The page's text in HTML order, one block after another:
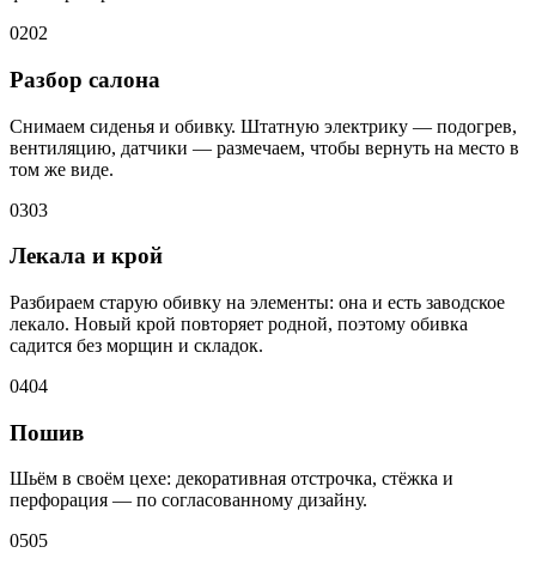
0202
Разбор салона
Снимаем сиденья и обивку. Штатную электрику — подогрев,
вентиляцию, датчики — размечаем, чтобы вернуть на место в
том же виде.
0303
Лекала и крой
Разбираем старую обивку на элементы: она и есть заводское
лекало. Новый крой повторяет родной, поэтому обивка
садится без морщин и складок.
0404
Пошив
Шьём в своём цехе: декоративная отстрочка, стёжка и
перфорация — по согласованному дизайну.
0505